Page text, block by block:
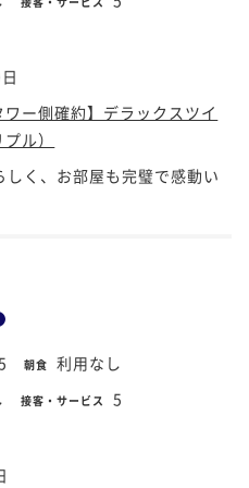
ワー側確約】デラックスツイ
ル）
く、お部屋も完璧で感動い
5 朝食 利用なし
接客・サービス 5